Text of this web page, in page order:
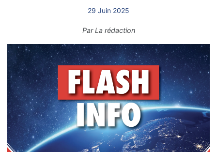
29 Juin 2025
ParLa rédaction